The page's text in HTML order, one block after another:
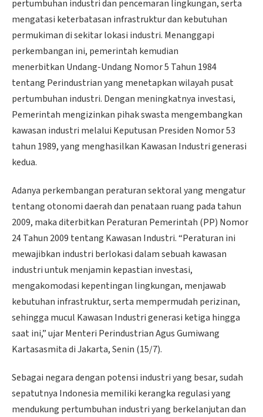
pertumbuhan industri dan pencemaran lingkungan, serta
mengatasi keterbatasan infrastruktur dan kebutuhan
permukiman di sekitar lokasi industri. Menanggapi
perkembangan ini, pemerintah kemudian
menerbitkan Undang-Undang Nomor 5 Tahun 1984
tentang Perindustrian yang menetapkan wilayah pusat
pertumbuhan industri. Dengan meningkatnya investasi,
Pemerintah mengizinkan pihak swasta mengembangkan
kawasan industri melalui Keputusan Presiden Nomor 53
tahun 1989, yang menghasilkan Kawasan Industri generasi
kedua.
Adanya perkembangan peraturan sektoral yang mengatur
tentang otonomi daerah dan penataan ruang pada tahun
2009, maka diterbitkan Peraturan Pemerintah (PP) Nomor
24 Tahun 2009 tentang Kawasan Industri. “Peraturan ini
mewajibkan industri berlokasi dalam sebuah kawasan
industri untuk menjamin kepastian investasi,
mengakomodasi kepentingan lingkungan, menjawab
kebutuhan infrastruktur, serta mempermudah perizinan,
sehingga mucul Kawasan Industri generasi ketiga hingga
saat ini,” ujar Menteri Perindustrian Agus Gumiwang
Kartasasmita di Jakarta, Senin (15/7).
Sebagai negara dengan potensi industri yang besar, sudah
sepatutnya Indonesia memiliki kerangka regulasi yang
mendukung pertumbuhan industri yang berkelanjutan dan